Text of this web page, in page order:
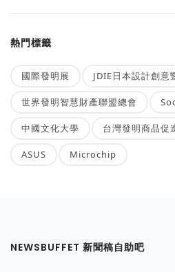
熱門標籤
國際發明展 JDIE日本設計創意
世界發明智慧財產聯盟總會
中國文化大學 台灣發明商品促
ASUS Microchip
NEWSBUFFET 新聞稿自助吧